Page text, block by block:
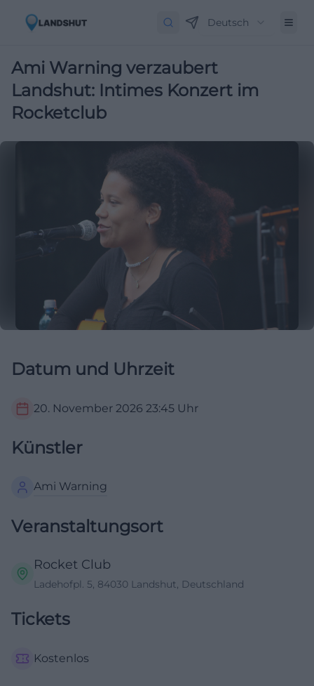
Deutsch
Ami Warning verzaubert
Landshut: Intimes Konzert im
Rocketclub
Datum und Uhrzeit
20. November 2026 23:45 Uhr
Künstler
Ami Warning
Veranstaltungsort
Rocket Club
Ladehofpl. 5, 84030 Landshut, Deutschland
Tickets
Kostenlos